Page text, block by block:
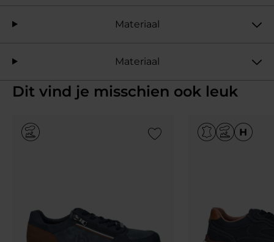
Materiaal
Materiaal
Dit vind je misschien ook leuk
Add to Wishlist